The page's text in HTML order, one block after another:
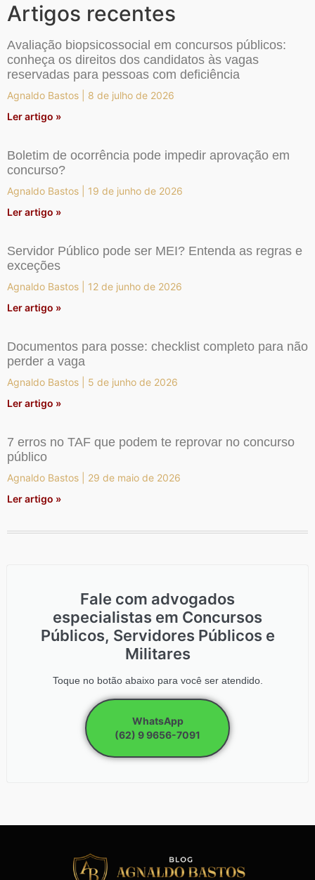
Artigos recentes
Avaliação biopsicossocial em concursos públicos:
conheça os direitos dos candidatos às vagas
reservadas para pessoas com deficiência
Agnaldo Bastos
8 de julho de 2026
Ler artigo »
Boletim de ocorrência pode impedir aprovação em
concurso?
Agnaldo Bastos
19 de junho de 2026
Ler artigo »
Servidor Público pode ser MEI? Entenda as regras e
exceções
Agnaldo Bastos
12 de junho de 2026
Ler artigo »
Documentos para posse: checklist completo para não
perder a vaga
Agnaldo Bastos
5 de junho de 2026
Ler artigo »
7 erros no TAF que podem te reprovar no concurso
público
Agnaldo Bastos
29 de maio de 2026
Ler artigo »
Fale com advogados
especialistas em Concursos
Públicos, Servidores Públicos e
Militares
Toque no botão abaixo para você ser atendido.
WhatsApp
(62) 9 9656-7091